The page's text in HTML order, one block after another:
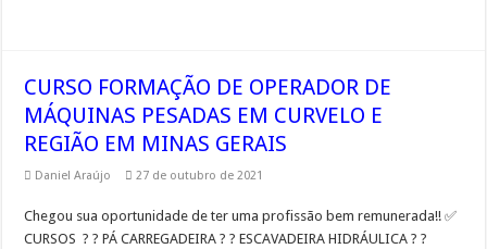
CURSO FORMAÇÃO DE OPERADOR DE
MÁQUINAS PESADAS EM CURVELO E
REGIÃO EM MINAS GERAIS
Daniel Araújo 27 de outubro de 2021
Chegou sua oportunidade de ter uma profissão bem remunerada!! ✅
CURSOS ? ? PÁ CARREGADEIRA ? ? ESCAVADEIRA HIDRÁULICA ? ?